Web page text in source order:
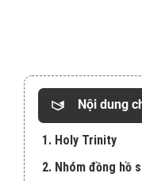
Nội dung
1. Holy Trinity
2. Nhóm đồng hồ